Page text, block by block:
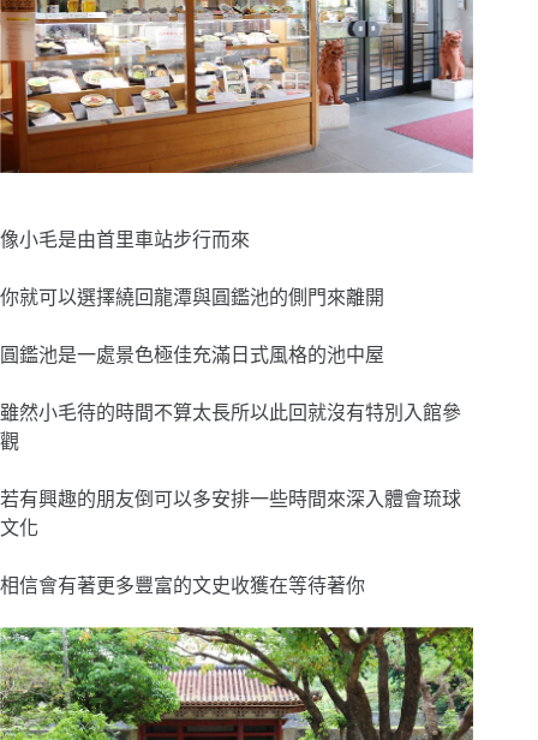
像小毛是由首里車站步行而來
你就可以選擇繞回龍潭與圓鑑池的側門來離開
圓鑑池是一處景色極佳充滿日式風格的池中屋
雖然小毛待的時間不算太長所以此回就沒有特別入館參
觀
若有興趣的朋友倒可以多安排一些時間來深入體會琉球
文化
相信會有著更多豐富的文史收獲在等待著你